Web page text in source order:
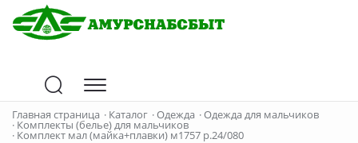
Главная страница · Каталог ·Одежда ·Одежда для мальчиков
· Комплекты (белье) для мальчиков
· Комплект мал (майка+плавки) м1757 р.24/080